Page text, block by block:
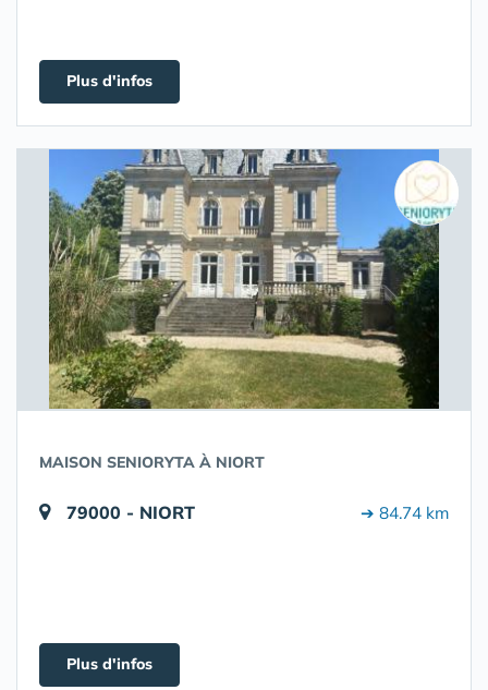
Plus d'infos
MAISON SENIORYTA À NIORT
79000 - NIORT ➔ 84.74 km
Plus d'infos